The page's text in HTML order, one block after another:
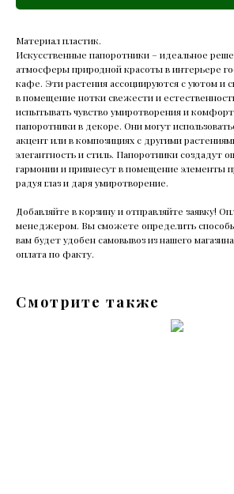
Материал пластик.
Искусственные папоротники – идеальное
атмосферы природной красоты в интерьере
кафе. Эти растения ассоциируются с уютом и
в помещение нотки свежести и
испытывать чувство умиротворения и
папоротники в декоре. Они могут
акцент или в композициях с другими
элегантность и стиль. Папоротники создадут
гармонии и привнесут в помещение элементы
радуя глаз и даря умиротворение.
Добавляйте в корзину и отправляйте заявку!
менеджером. Вы сможете определить
вам будет удобен самовывоз из нашего
оплата по факту.
Смотрите также